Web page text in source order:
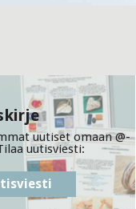
uutiset omaan @-
uutisviesti: